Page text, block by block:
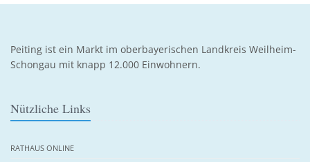
Peiting ist ein Markt im oberbayerischen Landkreis Weilheim-
Schongau mit knapp 12.000 Einwohnern.
Nützliche Links
RATHAUS ONLINE